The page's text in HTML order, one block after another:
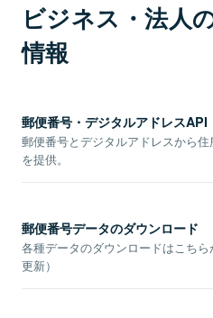
ビジネス・法人
情報
郵便番号・デジタルアドレスAPI
郵便番号とデジタルアドレスから
を提供。
郵便番号データのダウンロード
各種データのダウンロードはこち
更新）